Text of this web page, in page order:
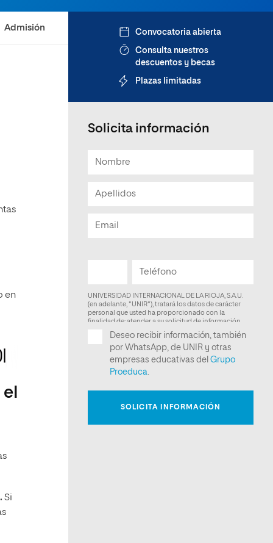
Admisión
en
Si
Convocatoria abierta
Consulta nuestros
descuentos y becas
Plazas limitadas
Solicita información